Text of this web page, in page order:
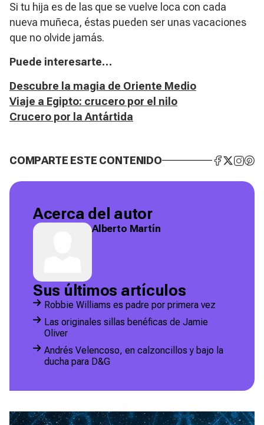
Si tu hija es de las que se vuelve loca con cada
nueva muñeca, éstas pueden ser unas vacaciones
que no olvide jamás.
Puede interesarte…
Descubre la magia de Oriente Medio
Viaje a Egipto: crucero por el nilo
Crucero por la Antártida
COMPARTE ESTE CONTENIDO
Acerca del autor
Alberto Martín
Sus últimos artículos
Robbie Williams es padre por primera vez
Las originales sillas benéficas de Jamie
Oliver
Andrés Velencoso, en calzoncillos y bajo la
ducha para D&G